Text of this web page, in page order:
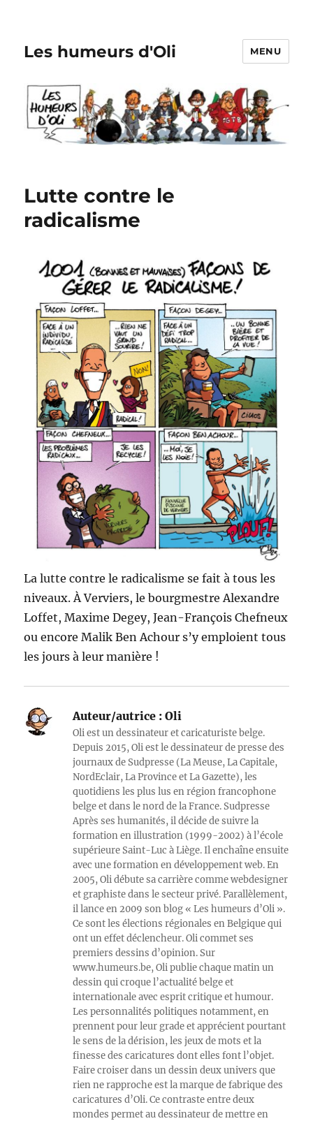
Les humeurs d'Oli MENU
Lutte contre le
radicalisme
La lutte contre le radicalisme se fait à tous les
niveaux. À Verviers, le bourgmestre Alexandre
Loffet, Maxime Degey, Jean-François Chefneux
ou encore Malik Ben Achour s’y emploient tous
les jours à leur manière !
Auteur/autrice : Oli
Oli est un dessinateur et caricaturiste belge.
Depuis 2015, Oli est le dessinateur de presse des
journaux de Sudpresse (La Meuse, La Capitale,
NordEclair, La Province et La Gazette), les
quotidiens les plus lus en région francophone
belge et dans le nord de la France. Sudpresse
Après ses humanités, il décide de suivre la
formation en illustration (1999-2002) à l’école
supérieure Saint-Luc à Liège. Il enchaîne ensuite
avec une formation en développement web. En
2005, Oli débute sa carrière comme webdesigner
et graphiste dans le secteur privé. Parallèlement,
il lance en 2009 son blog « Les humeurs d’Oli ».
Ce sont les élections régionales en Belgique qui
ont un effet déclencheur. Oli commet ses
premiers dessins d’opinion. Sur
www.humeurs.be, Oli publie chaque matin un
dessin qui croque l’actualité belge et
internationale avec esprit critique et humour.
Les personnalités politiques notamment, en
prennent pour leur grade et apprécient pourtant
le sens de la dérision, les jeux de mots et la
finesse des caricatures dont elles font l’objet.
Faire croiser dans un dessin deux univers que
rien ne rapproche est la marque de fabrique des
caricatures d’Oli. Ce contraste entre deux
mondes permet au dessinateur de mettre en